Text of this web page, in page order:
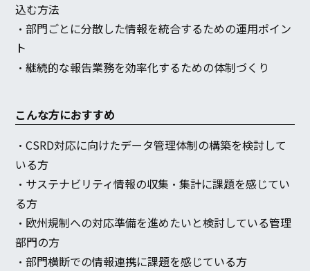
込む方法
・部門ごとに分散した情報を統合するための運用ポイン
ト
・継続的な報告業務を効率化するための体制づくり
こんな方におすすめ
・CSRD対応に向けたデータ管理体制の構築を検討して
いる方
・サステナビリティ情報の収集・集計に課題を感じてい
る方
・欧州規制への対応準備を進めたいと検討している管理
部門の方
・部門横断での情報連携に課題を感じている方